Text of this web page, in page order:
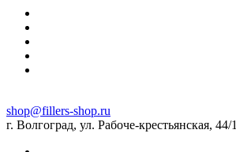
shop@fillers-shop.ru
г. Волгоград, ул. Рабоче-крестьянская, 44/1